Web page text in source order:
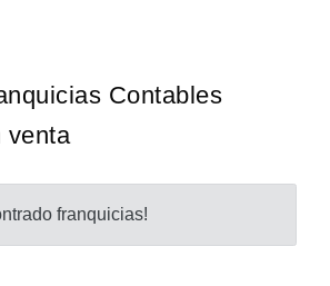
Contables
venta
franquicias!